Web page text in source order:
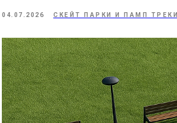
04.07.2026 СКЕЙТ ПАРКИ И ПАМП ТРЕКИ